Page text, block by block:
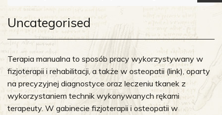
Uncategorised
Terapia manualna to sposób pracy wykorzystywany w
fizjoterapii i rehabilitacji, a także w osteopatii (link), oparty
na precyzyjnej diagnostyce oraz leczeniu tkanek z
wykorzystaniem technik wykonywanych rękami
terapeuty. W gabinecie fizjoterapii i osteopatii w